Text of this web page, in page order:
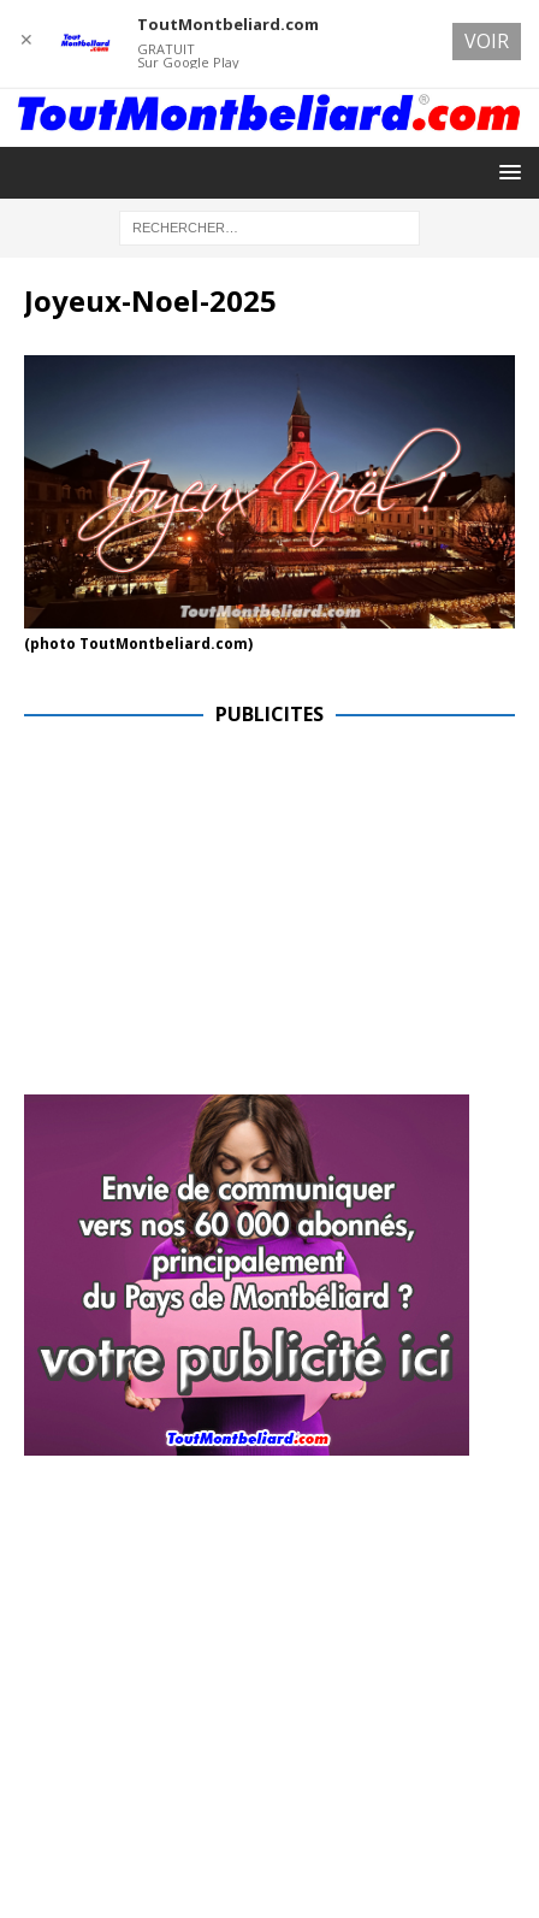
Joyeux-Noel-2025
(photo ToutMontbeliard.com)
PUBLICITES
✕
ToutMontbeliard.com
GRATUIT
Sur Google Play
VOIR